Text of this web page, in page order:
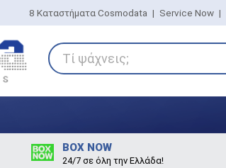
8 Καταστήματα Cosmodata | Service Now |
Τί ψάχνεις;
BOX NOW
24/7 σε όλη την Ελλάδα!